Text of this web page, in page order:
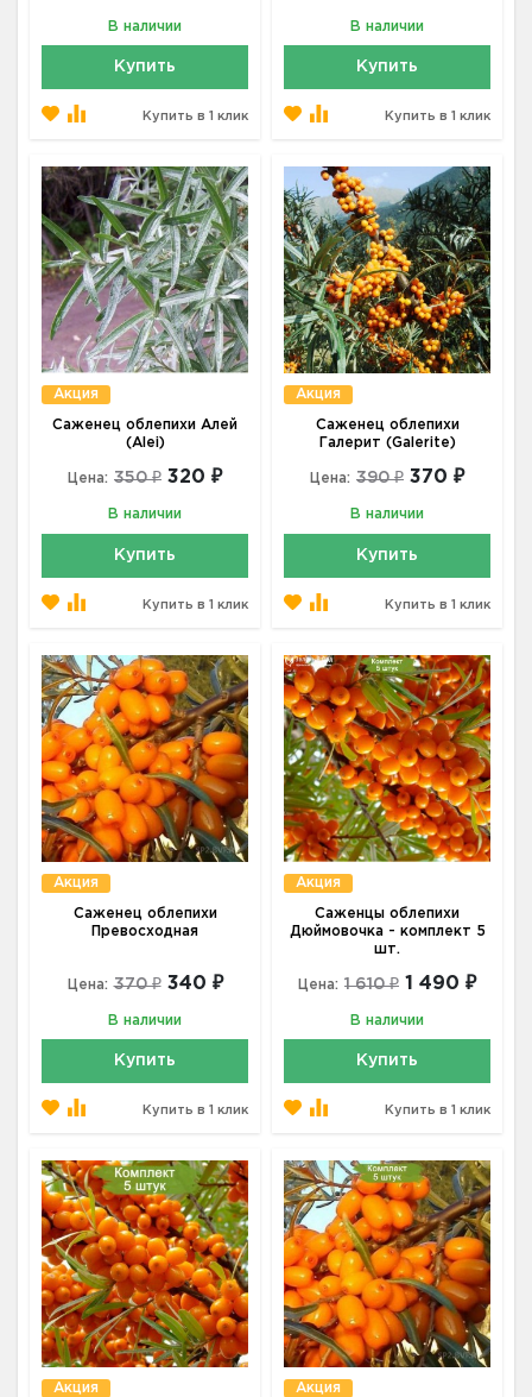
В наличии
Купить
Купить в 1 клик
В наличии
Купить
Купить в 1 клик
Акция
Саженец облепихи Алей
(Alei)
Цена: 350 ₽ 320 ₽
В наличии
Купить
Купить в 1 клик
Акция
Саженец облепихи
Галерит (Galerite)
Цена: 390 ₽ 370 ₽
В наличии
Купить
Купить в 1 клик
Акция
Саженец облепихи
Превосходная
Цена: 370 ₽ 340 ₽
В наличии
Купить
Купить в 1 клик
Акция
Саженцы облепихи
Дюймовочка - комплект 5
шт.
Цена: 1 610 ₽ 1 490 ₽
В наличии
Купить
Купить в 1 клик
Акция Акция